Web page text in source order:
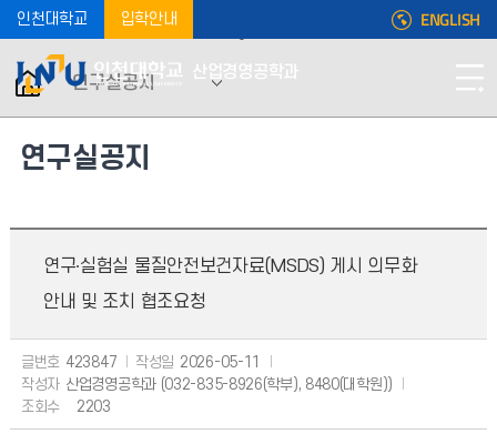
인천대학교 입학안내 ENGLISH
산업경영공학과
연구실공지
연구실공지
연구∙실험실 물질안전보건자료(MSDS) 게시 의무화
안내 및 조치 협조요청
글번호 423847 작성일 2026-05-11
작성자 산업경영공학과 (032-835-8926(학부), 8480(대학원))
조회수
2203